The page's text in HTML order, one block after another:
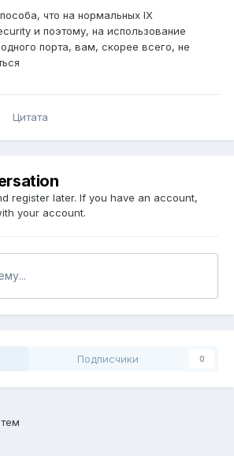
что на нормальных IX
и поэтому, на использование
порта, вам, скорее всего, не
Цитата
register later. If you have an account,
your account.
Подписчики 0